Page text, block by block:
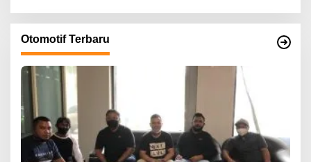
Otomotif Terbaru